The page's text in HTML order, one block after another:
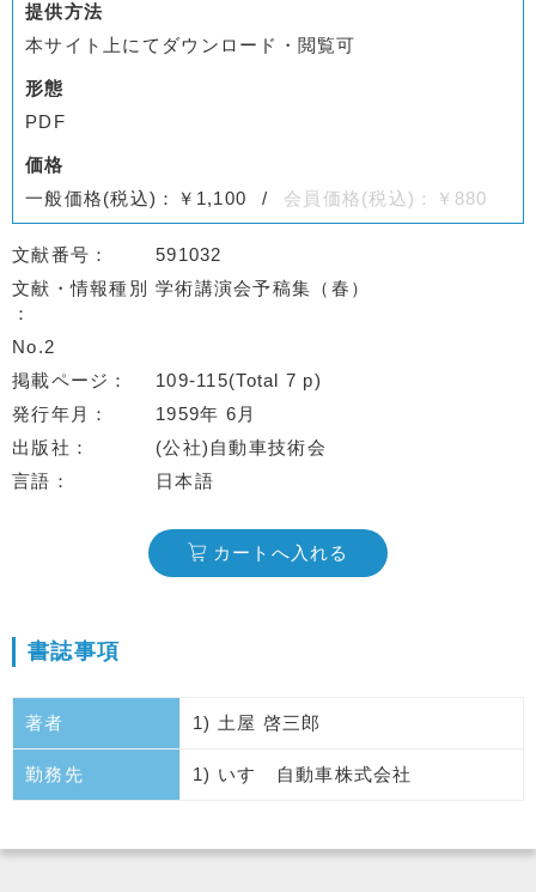
提供方法
本サイト上にてダウンロード・閲覧可
形態
PDF
価格
一般価格(税込)：￥1,100
会員価格(税込)：￥880
文献番号
591032
文献・情報種別
学術講演会予稿集（春）
No.2
掲載ページ
109-115(Total 7 p)
発行年月
1959年 6月
出版社
(公社)自動車技術会
言語
日本語
カートへ入れる
書誌事項
著者 1) 土屋 啓三郎
勤務先 1) いすゞ自動車株式会社